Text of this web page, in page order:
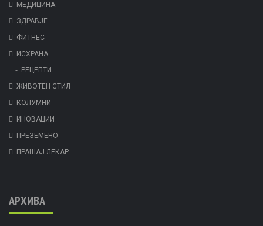
МЕДИЦИНА
ЗДРАВЈЕ
ФИТНЕС
ИСХРАНА
РЕЦЕПТИ
ЖИВОТЕН СТИЛ
КОЛУМНИ
ИНОВАЦИИ
ПРЕЗЕМЕНО
ПРАШАЈ ЛЕКАР
АРХИВА